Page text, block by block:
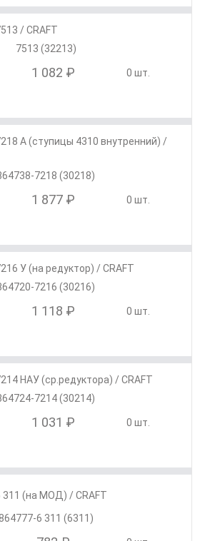
/ CRAFT
7513 (32213)
1 082 ₽ 0 шт.
А (ступицы 4310 внутренний) /
7218 (30218)
1 877 ₽ 0 шт.
У (на редуктор) / CRAFT
7216 (30216)
1 118 ₽ 0 шт.
НАУ (ср.редуктора) / CRAFT
7214 (30214)
1 031 ₽ 0 шт.
311 (на МОД) / CRAFT
864777-6 311 (6311)